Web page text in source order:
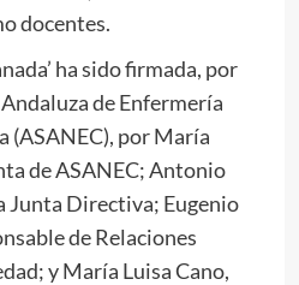
docentes.
ha sido firmada, por
de Enfermería
(ASANEC), por María
de ASANEC; Antonio
Junta Directiva; Eugenio
de Relaciones
y María Luisa Cano,